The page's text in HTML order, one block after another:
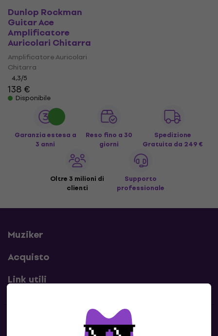
Dunlop Rockman
Guitar Ace
Amplificatore
Auricolari Chitarra
Amplificatore Auricolari
Chitarra
4,3/5
138 €
Disponibile
Garanzia estesa a
3 anni
Reso fino a 30
giorni
Spedizione
Gratuita da 249 €
Oltre 3 milioni di
clienti
Supporto
professionale
Muziker
Acquisto
Link utili
Contatti